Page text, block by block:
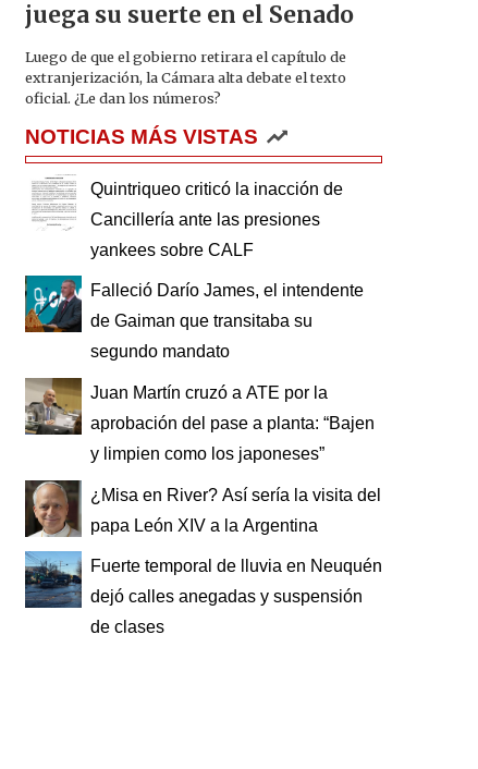
juega su suerte en el Senado
Luego de que el gobierno retirara el capítulo de
extranjerización, la Cámara alta debate el texto
oficial. ¿Le dan los números?
NOTICIAS MÁS VISTAS
Quintriqueo criticó la inacción de
Cancillería ante las presiones
yankees sobre CALF
Falleció Darío James, el intendente
de Gaiman que transitaba su
segundo mandato
Juan Martín cruzó a ATE por la
aprobación del pase a planta: “Bajen
y limpien como los japoneses”
¿Misa en River? Así sería la visita del
papa León XIV a la Argentina
Fuerte temporal de lluvia en Neuquén
dejó calles anegadas y suspensión
de clases